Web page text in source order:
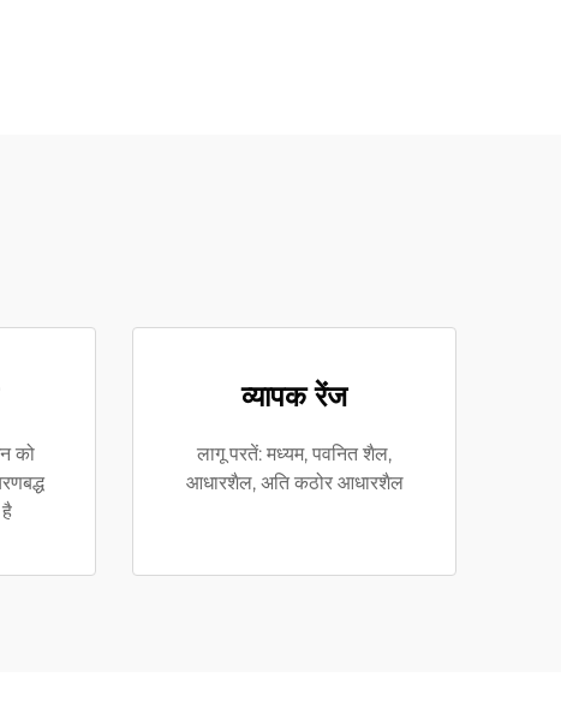
को
व्यापक रेंज
लागू परतें: मध्यम, पवनित शैल,
आधारशैल, अति कठोर आधारशैल